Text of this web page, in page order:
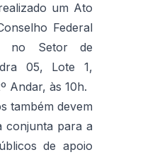
um Ato
Federal
no Setor de
05, Lote 1,
Andar, às 10h.
também devem
conjunta para a
de apoio